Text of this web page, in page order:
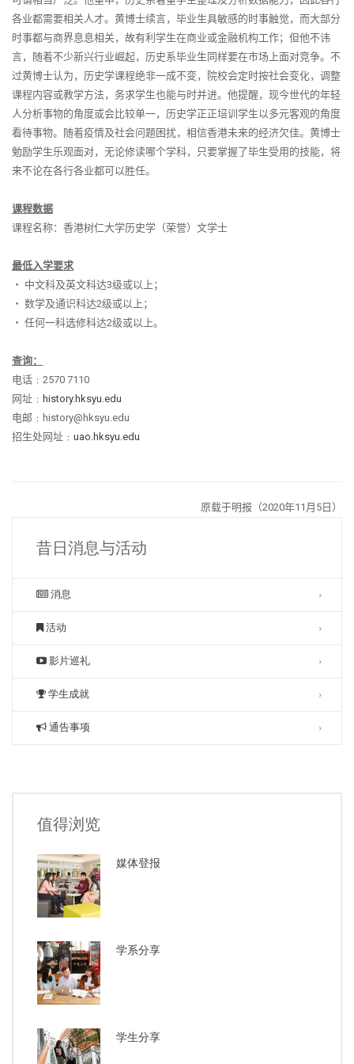
各业都需要相关人才。黄博士续言，毕业生具敏感的时事触觉，而大部分
时事都与商界息息相关，故有利学生在商业或金融机构工作；但他不讳
言，随着不少新兴行业崛起，历史系毕业生同样要在市场上面对竞争。不
过黄博士认为，历史学课程绝非一成不变，院校会定时按社会变化，调整
课程内容或教学方法，务求学生也能与时并进。他提醒，现今世代的年轻
人分析事物的角度或会比较单一，历史学正正培训学生以多元客观的角度
看待事物。随着疫情及社会问题困扰，相信香港未来的经济欠佳。黄博士
勉励学生乐观面对，无论修读哪个学科，只要掌握了毕生受用的技能，将
来不论在各行各业都可以胜任。
课程数据
课程名称：香港树仁大学历史学（荣誉）文学士
最低入学要求
‧ 中文科及英文科达3级或以上；
‧ 数学及通识科达2级或以上；
‧ 任何一科选修科达2级或以上。
查询：
电话﹕ 2570 7110
网址﹕ history.hksyu.edu
电邮﹕ history@hksyu.edu
招生处网址﹕ uao.hksyu.edu
原载于明报（2020年11 月 5 日）
昔日消息与活动
消息
活动
影片巡礼
学生成就
通告事项
值得浏览
媒体登报
学系分享
学生分享